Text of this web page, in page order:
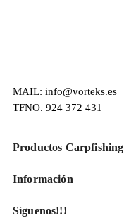
MAIL: info@vorteks.es
TFNO. 924 372 431
Productos Carpfishing
Información
Síguenos!!!